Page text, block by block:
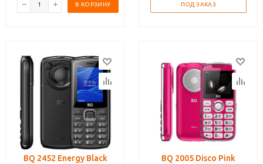
В КОРЗИНУ ПОД ЗАКАЗ
BQ 2452 Energy Black BQ 2005 Disco Pink